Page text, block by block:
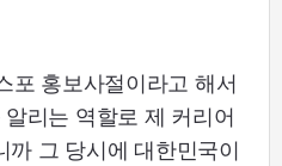
포 홍보사절이라고 해서
리는 역할로 제 커리어
까 그 당시에 대한민국이